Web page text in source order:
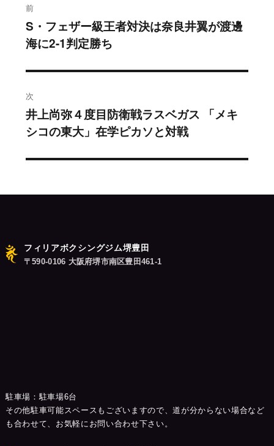
稿
ナ
ビ
ゲ
ー
前
過
去
稿:
S・フェザー級王者対決は奈良井翼が渡邊
海に2-1判定勝ち
次
次
の
井上尚弥４度目防衛戦ラスベガス 「メキ
シコの東大」在学ピカソと対戦
フィリアボクシングジム堺豊田
〒590-0106 大阪府堺市南区豊田461-1
駐車場：駐車場6台
その他駐車可能スペースもございますので、道が分からない場合など
も合わせて、お気軽にお問い合わせ下さい。